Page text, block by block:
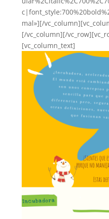
mal»][/
[/vc_column][/
[vc_column_text]